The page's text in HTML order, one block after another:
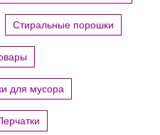
Стиральные порошки
для мусора